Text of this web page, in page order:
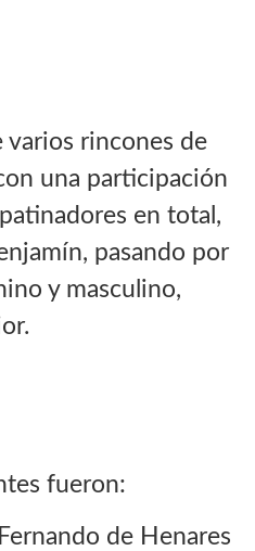
rincones de
una participación
en total,
pasando por
y masculino,
fueron:
de Henares